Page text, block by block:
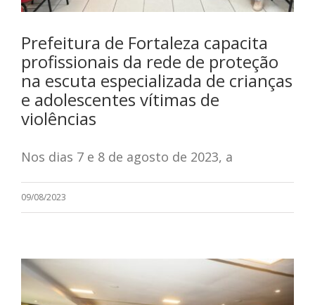
Prefeitura de Fortaleza capacita
profissionais da rede de proteção
na escuta especializada de crianças
e adolescentes vítimas de
violências
Nos dias 7 e 8 de agosto de 2023, a
09/08/2023